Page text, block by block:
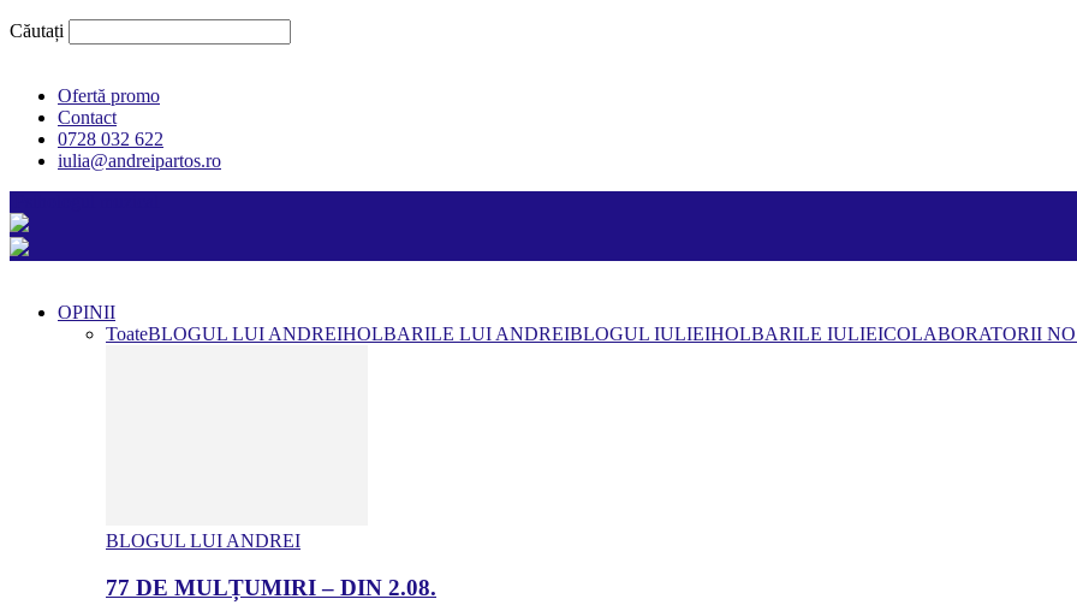
Căutați
Ofertă promo
Contact
0728 032 622
iulia@andreipartos.ro
OPINII
ToateBLOGUL LUI ANDREIHOLBARILE LUI ANDREIBLOGUL IULIEIHOLBARILE IULIEICOLABORATORII
BLOGUL LUI ANDREI
77 DE MULȚUMIRI – DIN 2.08.